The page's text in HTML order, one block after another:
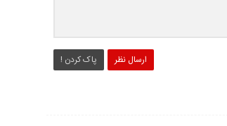
ارسال نظر پاک کردن !